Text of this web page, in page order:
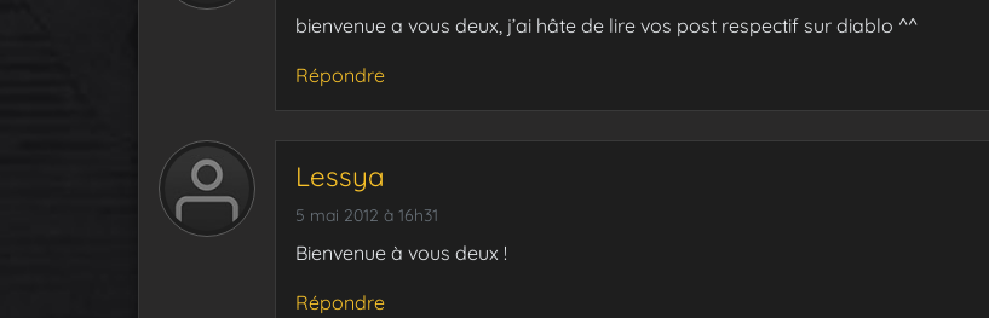
bienvenue a vous deux, j’ai hâte de lire vos post respectif sur diablo ^^
Répondre
Lessya
5 mai 2012 à 16h31
Bienvenue à vous deux !
Répondre